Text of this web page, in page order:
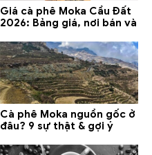
Giá cà phê Moka Cầu Đất
2026: Bảng giá, nơi bán và
Cà phê Moka nguồn gốc ở
đâu? 9 sự thật & gợi ý